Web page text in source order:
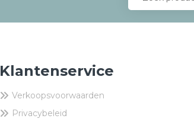
Klantenservice
Verkoopsvoorwaarden
Privacybeleid